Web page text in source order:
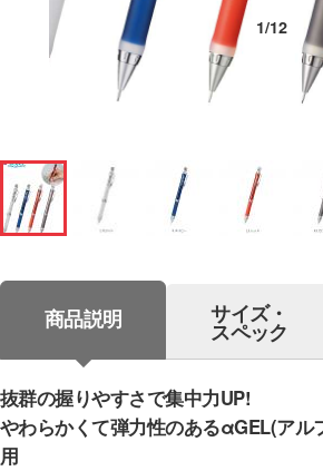
1/12
商品説明 サイズ・
スペック
抜群の握りやすさで集中力UP!
やわらかくて弾力性のあるαGEL(アル
用